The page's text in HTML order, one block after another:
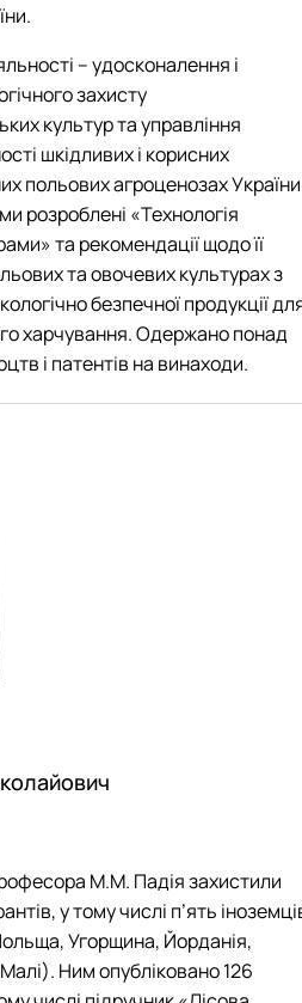
– удосконалення і
захисту
культур та управління
шкідливих і корисних
польових агроценозах
розроблені «Технологія
та рекомендації щодо її
та овочевих культурах з
безпечної продукції
харчування. Одержано понад
і патентів на винаходи.
М.М. Падія захистили
у тому числі п’ять
Угорщина, Йорданія,
Малі). Ним опубліковано 126